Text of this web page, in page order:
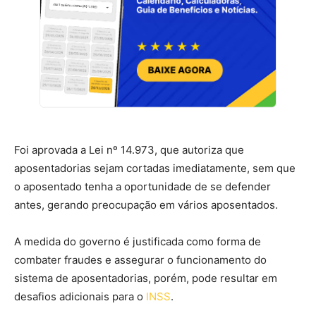
Foi aprovada a Lei nº 14.973, que autoriza que
aposentadorias sejam cortadas imediatamente, sem que
o aposentado tenha a oportunidade de se defender
antes, gerando preocupação em vários aposentados.
A medida do governo é justificada como forma de
combater fraudes e assegurar o funcionamento do
sistema de aposentadorias, porém, pode resultar em
desafios adicionais para o INSS.